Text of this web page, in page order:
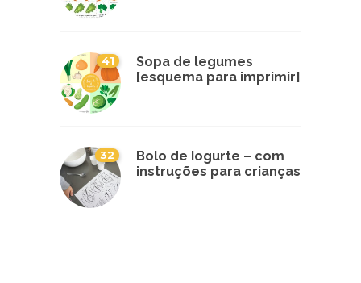
41
Sopa de legumes
[esquema para imprimir]
32
Bolo de Iogurte – com
instruções para crianças